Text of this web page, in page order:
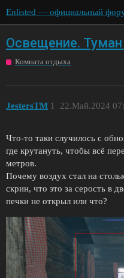
Enlisted — официальный
Освещение. Туман
Комната отдыха
JestersTM 22.Май.2024
1
Что-то таки случилось с
где крутануть, чтобы всё
метров.
Почему воздух стал на
скрин, что это за серость в
печки не открыл или что?